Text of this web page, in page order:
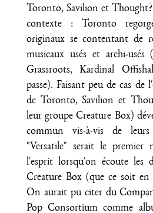
Toronto, Savilion et
contexte : Toronto
originaux se contentant de
musicaux usés et archi-usés
Grassroots, Kardinal
passe). Faisant peu de cas de
de Toronto, Savilion et
leur groupe Creature Box)
commun vis-à-vis de
"Versatile" serait le
l'esprit lorsqu'on écoute les
Creature Box (que ce soit
On aurait pu citer du
Pop Consortium comme